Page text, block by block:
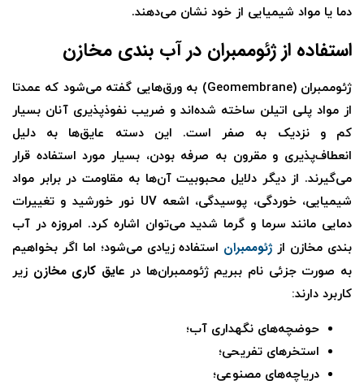
دما یا مواد شیمیایی از خود نشان می‌دهند.
استفاده از ژئوممبران در آب بندی مخازن
ژئوممبران (Geomembrane) به ورق‌هایی گفته می‌شود که عمدتا
از مواد پلی اتیلن ساخته شده‌اند و ضریب نفوذپذیری آنان بسیار
کم و نزدیک به صفر است. این دسته عایق‌ها به دلیل
انعطاف‌پذیری و مقرون به صرفه بودن، بسیار مورد استفاده قرار
می‌گیرند. از دیگر دلایل محبوبیت آن‌ها به مقاومت در برابر مواد
شیمیایی، خوردگی، پوسیدگی، اشعه UV نور خورشید و تغییرات
دمایی مانند سرما و گرما شدید می‌توان اشاره کرد. امروزه در آب
بندی مخازن از ژئوممبران‌ استفاده زیادی می‌شود؛ اما اگر بخواهیم
به صورت جزئی نام ببریم ژئوممبران‌ها در عایق کاری مخازن زیر
کاربرد دارند:
حوضچه‌های نگهداری آب؛
استخرهای تفریحی؛
دریاچه‌های مصنوعی؛